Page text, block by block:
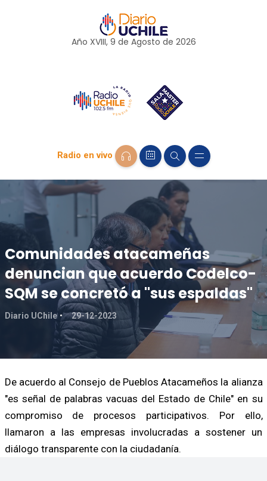
Año XVIII, 9 de Agosto de 2026
Radio en vivo
Comunidades atacameñas
denuncian que acuerdo Codelco-
SQM se concretó a "sus espaldas"
Diario UChile 29-12-2023
De acuerdo al Consejo de Pueblos Atacameños la alianza
"es señal de palabras vacuas del Estado de Chile" en su
compromiso de procesos participativos. Por ello,
llamaron a las empresas involucradas a sostener un
diálogo transparente con la ciudadanía.